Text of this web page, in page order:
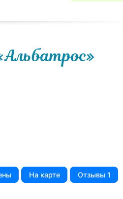
На карте
Отзывы 1